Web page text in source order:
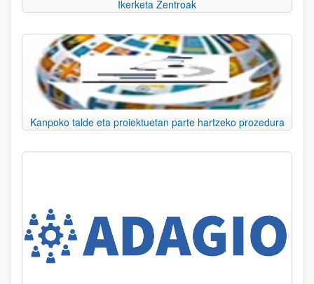
Ikerketa Zentroak
Kanpoko talde eta proiektuetan parte hartzeko prozedura